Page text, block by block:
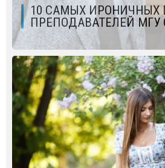
10 САМЫХ ИРОНИЧНЫХ
ПРЕПОДАВАТЕЛЕЙ МГУ